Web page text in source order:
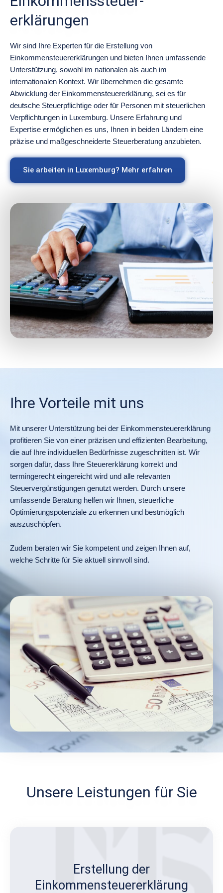
erklärungen
Wir sind Ihre Experten für die Erstellung von
Einkommensteuererklärungen und bieten Ihnen umfassende
Unterstützung, sowohl im nationalen als auch im
internationalen Kontext. Wir übernehmen die gesamte
Abwicklung der Einkommensteuererklärung, sei es für
deutsche Steuerpflichtige oder für Personen mit steuerlichen
Verpflichtungen in Luxemburg. Unsere Erfahrung und
Expertise ermöglichen es uns, Ihnen in beiden Ländern eine
präzise und maßgeschneiderte Steuerberatung anzubieten.
Sie arbeiten in Luxemburg? Mehr erfahren
Ihre Vorteile mit uns
Mit unserer Unterstützung bei der Einkommensteuererklärung
profitieren Sie von einer präzisen und effizienten Bearbeitung,
die auf Ihre individuellen Bedürfnisse zugeschnitten ist. Wir
sorgen dafür, dass Ihre Steuererklärung korrekt und
termingerecht eingereicht wird und alle relevanten
Steuervergünstigungen genutzt werden. Durch unsere
umfassende Beratung helfen wir Ihnen, steuerliche
Optimierungspotenziale zu erkennen und bestmöglich
auszuschöpfen.
Zudem beraten wir Sie kompetent und zeigen Ihnen auf,
welche Schritte für Sie aktuell sinnvoll sind.
Unsere Leistungen für Sie
Erstellung der
Einkommensteuererklärung